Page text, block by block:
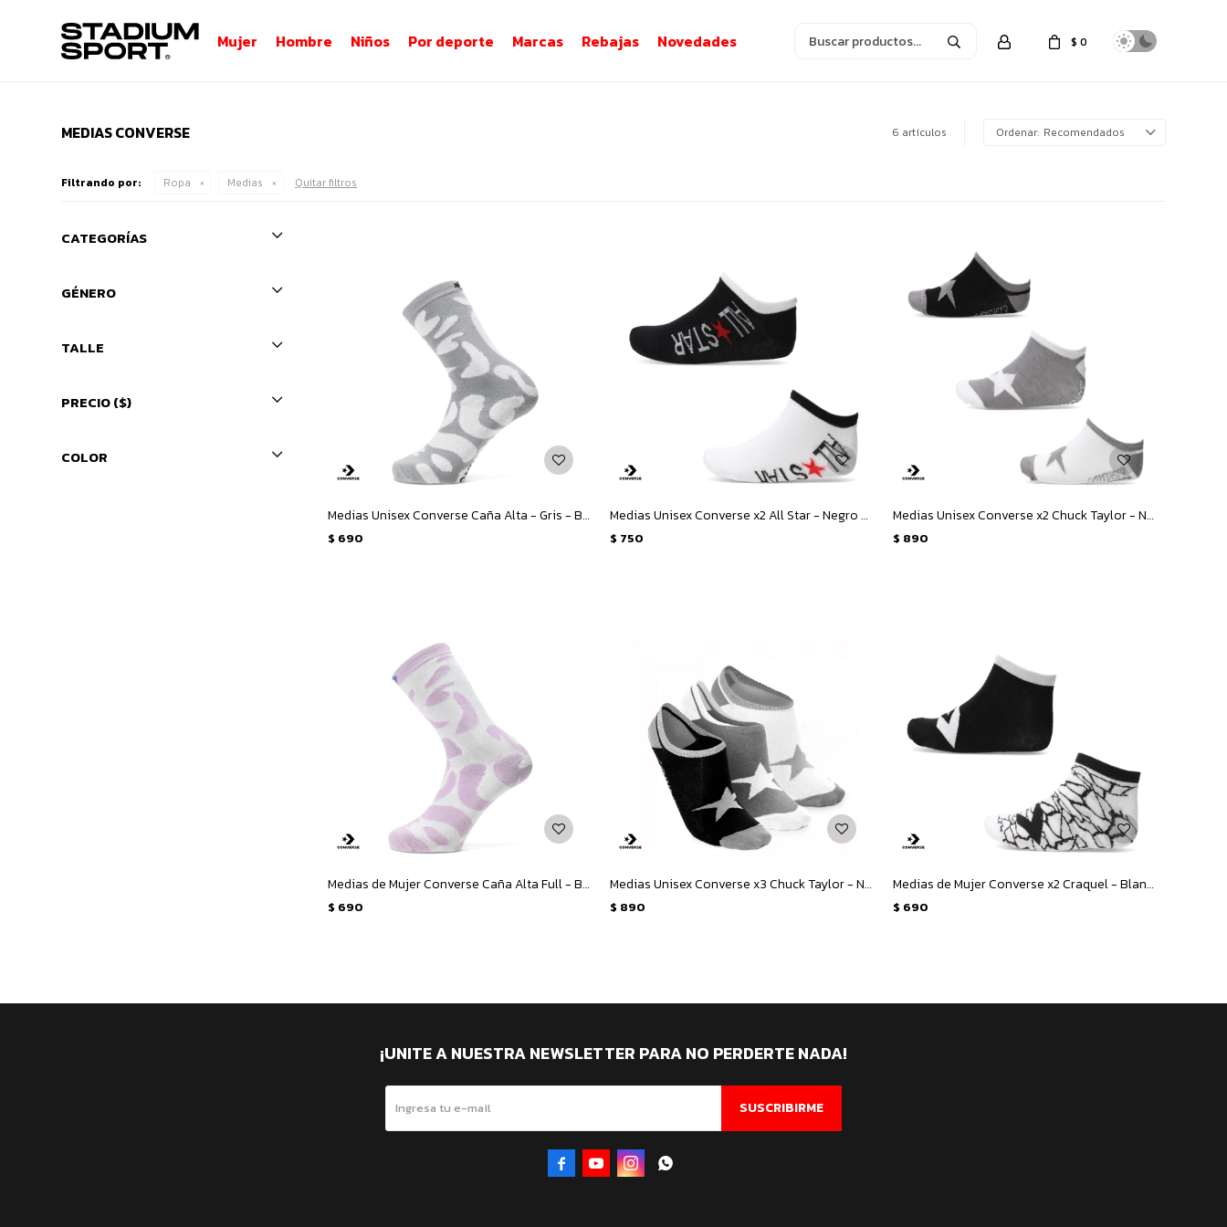
Mujer Hombre Niños Por deporte Marcas Rebajas Novedades $ 0
MEDIAS CONVERSE 6 artículos Recomendados
Filtrando por: Ropa Medias Quitar filtros
Medias Unisex Converse Caña Alta - Gris - Blanco
$ 690
Medias Unisex Converse x2 All Star - Negro - Blanco
$ 750
Medias Unisex Converse x2 Chuck Taylor - Negro - Gris - Blanco
$ 890
Medias de Mujer Converse Caña Alta Full - Blanco - Lila
$ 690
Medias Unisex Converse x3 Chuck Taylor - Negro - Gris - Blanco
$ 890
Medias de Mujer Converse x2 Craquel - Blanco - Negro
$ 690
CATEGORÍAS
GÉNERO
TALLE
PRECIO($)
COLOR
¡UNITE A NUESTRA NEWSLETTER PARA NO PERDERTE NADA!
SUSCRIBIRME
   